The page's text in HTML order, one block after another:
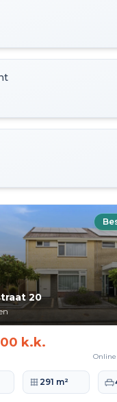
20
k.k.
Online
Perceeloppervlakte
291 m²